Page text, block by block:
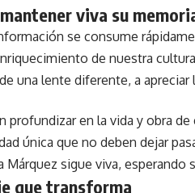
viva su
se consume
de nuestra
una lente diferente, a
profundizar en la vida y obra
única que no deben dejar
Márquez sigue viva,
que transforma